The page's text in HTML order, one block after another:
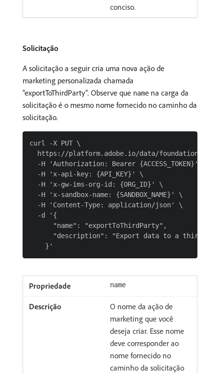
conciso.
Solicitação
A solicitação a seguir cria uma nova ação de
marketing personalizada chamada
“exportToThirdParty”. Observe que name na carga da
solicitação é o mesmo nome fornecido no caminho da
solicitação.
curl -X PUT \
https://platform.adobe.io/data/foundation/
  -H 'Authorization: Bearer {ACCESS_TOKEN}' \
  -H 'x-api-key: {API_KEY}' \
  -H 'x-gw-ims-org-id: {ORG_ID}' \
  -H 'x-sandbox-name: {SANDBOX_NAME}' \
  -H 'Content-Type: application/json' \
  -d '{
      "name": "exportToThirdParty",
"description": "Export data to a third
name
O nome da ação de
marketing que você
deseja criar. Esse nome
deve corresponder ao
nome fornecido no
caminho da solicitação